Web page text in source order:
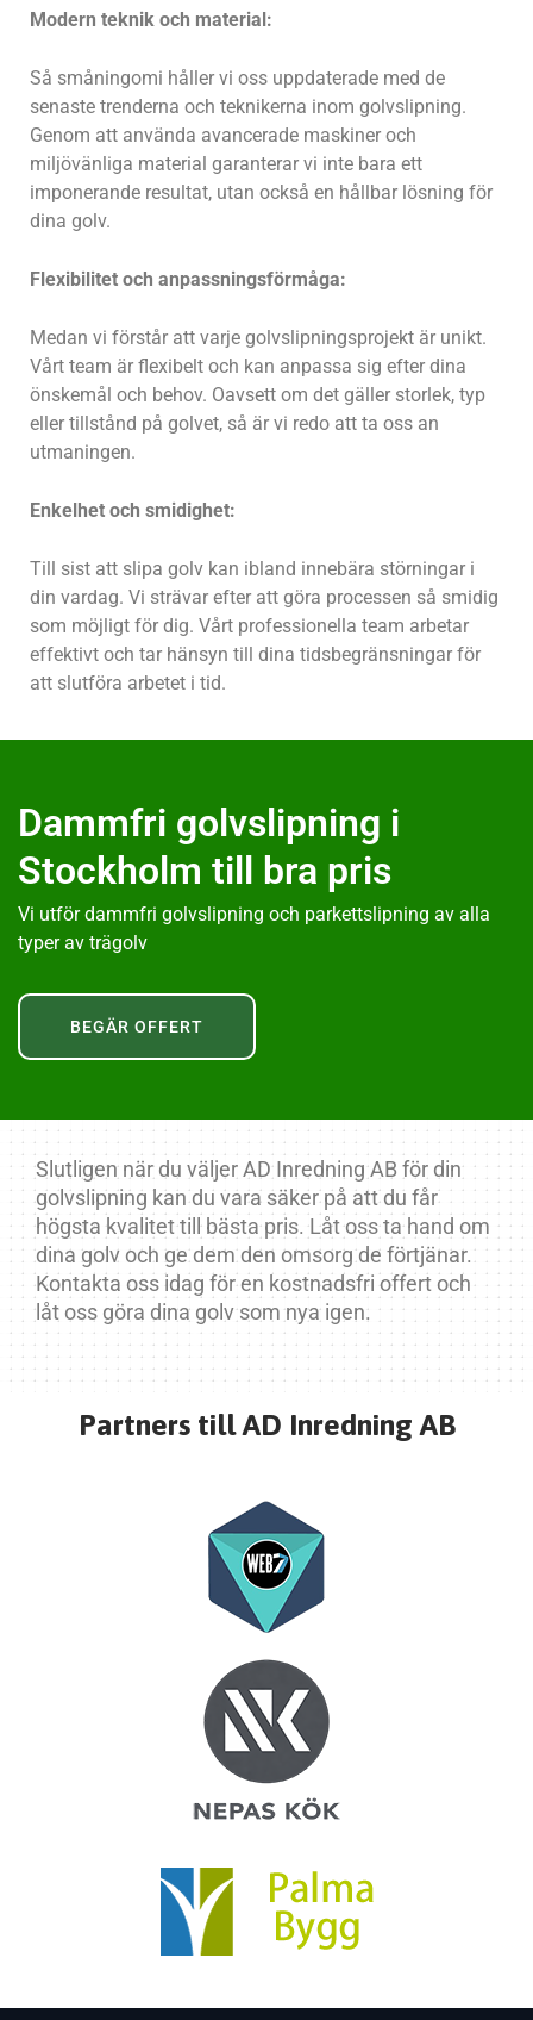
Modern teknik och material:
Så småningomi håller vi oss uppdaterade med de
senaste trenderna och teknikerna inom golvslipning.
Genom att använda avancerade maskiner och
miljövänliga material garanterar vi inte bara ett
imponerande resultat, utan också en hållbar lösning för
dina golv.
Flexibilitet och anpassningsförmåga:
Medan vi förstår att varje golvslipningsprojekt är unikt.
Vårt team är flexibelt och kan anpassa sig efter dina
önskemål och behov. Oavsett om det gäller storlek, typ
eller tillstånd på golvet, så är vi redo att ta oss an
utmaningen.
Enkelhet och smidighet:
Till sist att slipa golv kan ibland innebära störningar i
din vardag. Vi strävar efter att göra processen så smidig
som möjligt för dig. Vårt professionella team arbetar
effektivt och tar hänsyn till dina tidsbegränsningar för
att slutföra arbetet i tid.
Dammfri golvslipning i
Stockholm till bra pris
Vi utför dammfri golvslipning och parkettslipning av alla
typer av trägolv
BEGÄR OFFERT
Slutligen när du väljer AD Inredning AB för din
golvslipning kan du vara säker på att du får
högsta kvalitet till bästa pris. Låt oss ta hand om
dina golv och ge dem den omsorg de förtjänar.
Kontakta oss idag för en kostnadsfri offert och
låt oss göra dina golv som nya igen.
Partners till AD Inredning AB